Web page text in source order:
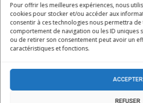
Pour offrir les meilleures expériences, nous
cookies pour stocker et/ou accéder aux
consentir à ces technologies nous permettra
comportement de navigation ou les ID uniques
ou de retirer son consentement peut avoir un
caractéristiques et fonctions.
ACCEPTER
REFUSER